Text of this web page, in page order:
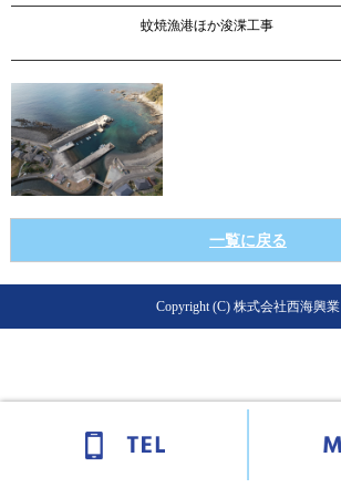
蚊焼漁港ほか浚渫工事
一覧に戻る
Copyright (C) 株式会社西海興業